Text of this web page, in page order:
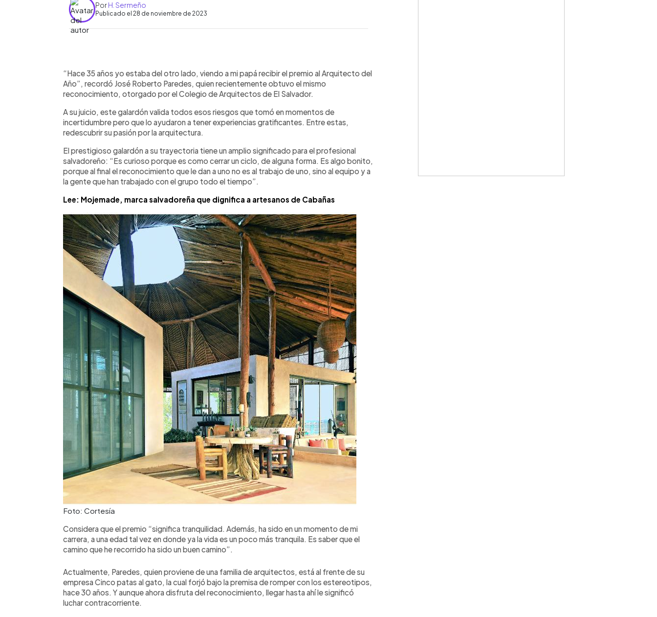
PorH. Sermeño
Publicado el 28 de noviembre de 2023
► Escuchar artículo
“Hace 35 años yo estaba del otro lado, viendo a mi papá recibir el premio al Arquitecto del
Año”, recordó José Roberto Paredes, quien recientemente obtuvo el mismo
reconocimiento, otorgado por el Colegio de Arquitectos de El Salvador.
A su juicio, este galardón valida todos esos riesgos que tomó en momentos de
incertidumbre pero que lo ayudaron a tener experiencias gratificantes. Entre estas,
redescubrir su pasión por la arquitectura.
El prestigioso galardón a su trayectoria tiene un amplio significado para el profesional
salvadoreño: “Es curioso porque es como cerrar un ciclo, de alguna forma. Es algo bonito,
porque al final el reconocimiento que le dan a uno no es al trabajo de uno, sino al equipo y a
la gente que han trabajado con el grupo todo el tiempo”.
Lee: Mojemade, marca salvadoreña que dignifica a artesanos de Cabañas
Foto: Cortesía
Considera que el premio “significa tranquilidad. Además, ha sido en un momento de mi
carrera, a una edad tal vez en donde ya la vida es un poco más tranquila. Es saber que el
camino que he recorrido ha sido un buen camino”.
Actualmente, Paredes, quien proviene de una familia de arquitectos, está al frente de su
empresa Cinco patas al gato, la cual forjó bajo la premisa de romper con los estereotipos,
hace 30 años. Y aunque ahora disfruta del reconocimiento, llegar hasta ahí le significó
luchar contracorriente.